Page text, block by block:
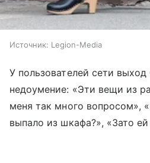
Источник: Legion-Media
У пользователей сети
недоумение: «Эти вещи из
меня так много вопросом»,
выпало из шкафа?», «Зато